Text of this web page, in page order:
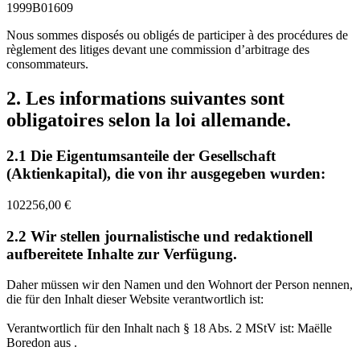
1999B01609
Nous sommes disposés ou obligés de participer à des procédures de
règlement des litiges devant une commission d’arbitrage des
consommateurs.
2. Les informations suivantes sont
obligatoires selon la loi allemande.
2.1 Die Eigentumsanteile der Gesellschaft
(Aktienkapital), die von ihr ausgegeben wurden:
102256,00 €
2.2 Wir stellen journalistische und redaktionell
aufbereitete Inhalte zur Verfügung.
Daher müssen wir den Namen und den Wohnort der Person nennen,
die für den Inhalt dieser Website verantwortlich ist:
Verantwortlich für den Inhalt nach § 18 Abs. 2 MStV ist: Maëlle
Boredon aus .